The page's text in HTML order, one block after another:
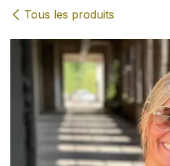
Tous les produits